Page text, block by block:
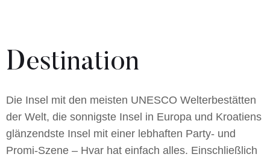
Destination
Die Insel mit den meisten UNESCO Welterbestätten
der Welt, die sonnigste Insel in Europa und Kroatiens
glänzendste Insel mit einer lebhaften Party- und
Promi-Szene – Hvar hat einfach alles. Einschließlich